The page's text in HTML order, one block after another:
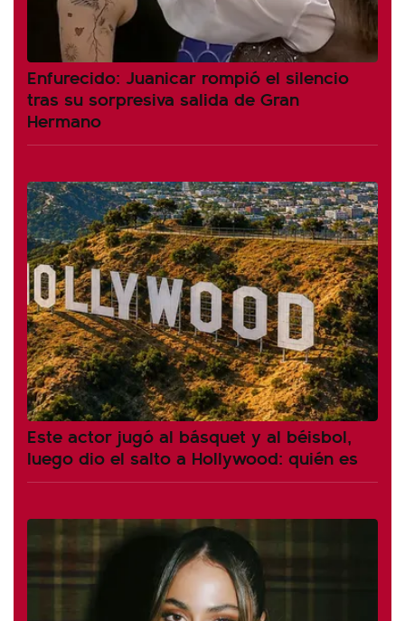
Enfurecido: Juanicar rompió el silencio
tras su sorpresiva salida de Gran
Hermano
Este actor jugó al básquet y al béisbol,
luego dio el salto a Hollywood: quién es